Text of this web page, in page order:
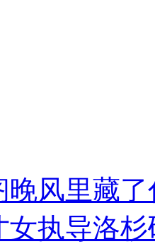
风里藏
女执导洛